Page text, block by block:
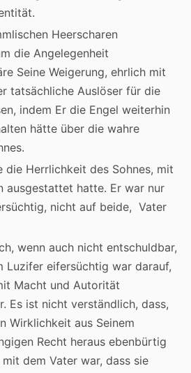
Heerscharen
die Angelegenheit
Seine Weigerung, ehrlich mit
tatsächliche Auslöser für die
indem Er die Engel weiterhin
hätte über die wahre
die Herrlichkeit des Sohnes, mit
ausgestattet hatte. Er war nur
nicht auf beide, Vater
wenn auch nicht entschuldbar,
Luzifer eifersüchtig war darauf,
Macht und Autorität
Es ist nicht verständlich, dass,
Wirklichkeit aus Seinem
Recht heraus ebenbürtig
dem Vater war, dass sie